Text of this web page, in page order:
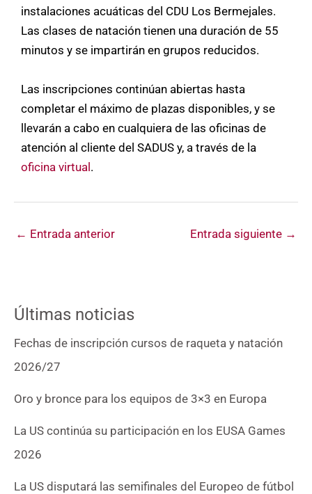
instalaciones acuáticas del CDU Los Bermejales.
Las clases de natación tienen una duración de 55
minutos y se impartirán en grupos reducidos.
Las inscripciones continúan abiertas hasta
completar el máximo de plazas disponibles, y se
llevarán a cabo en cualquiera de las oficinas de
atención al cliente del SADUS y, a través de la
oficina virtual .
← Entrada anterior Entrada siguiente →
Últimas noticias
Fechas de inscripción cursos de raqueta y natación
2026/27
Oro y bronce para los equipos de 3×3 en Europa
La US continúa su participación en los EUSA Games
2026
La US disputará las semifinales del Europeo de fútbol